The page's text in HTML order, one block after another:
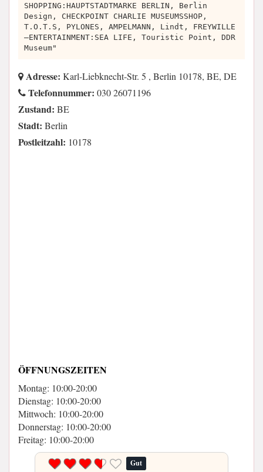
SHOPPING:HAUPTSTADTMARKE BERLIN, Berlin
Design, CHECKPOINT CHARLIE MUSEUMSSHOP,
T.O.T.S, PYLONES, AMPELMANN, Lindt, FREYWILLE
–ENTERTAINMENT:SEA LIFE, Touristic Point, DDR
Museum"
Adresse: Karl-Liebknecht-Str. 5 , Berlin 10178, BE, DE
Telefonnummer: 030 26071196
Zustand: BE
Stadt: Berlin
Postleitzahl: 10178
ÖFFNUNGSZEITEN
Montag: 10:00-20:00
Dienstag: 10:00-20:00
Mittwoch: 10:00-20:00
Donnerstag: 10:00-20:00
Freitag: 10:00-20:00
Gut